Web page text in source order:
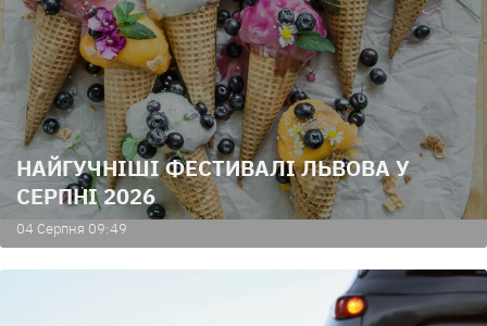
НАЙГУЧНІШІ ФЕСТИВАЛІ ЛЬВОВА У
СЕРПНІ 2026
04 Серпня 09:49